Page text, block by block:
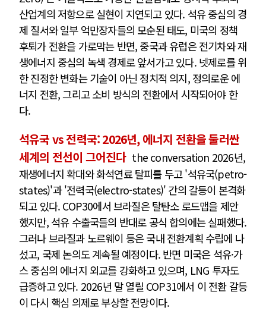
산업계의 저항으로 실현이 지연되고 있다. 석유 중심의 경
제 질서와 일부 억만장자들의 모순된 태도, 미국의 정책
후퇴가 전환을 가로막는 반면, 중국과 유럽은 전기차와 재
생에너지 중심의 녹색 경제로 앞서가고 있다. 넷제로를 위
한 진정한 변화는 기술이 아닌 정치적 의지, 정의로운 에
너지 전환, 그리고 소비 방식의 전환에서 시작되어야 한
다.
석유국 vs 전력국: 2026년, 에너지 전환을 둘러싼
세계의 전선이 그어진다 the conversation 2026년,
재생에너지 확대와 화석연료 탈피를 두고 '석유국(petro-
states)'과 '전력국(electro-states)' 간의 갈등이 본격화
되고 있다. COP30에서 브라질은 탈탄소 로드맵을 제안
했지만, 석유 수출국들의 반대로 공식 합의에는 실패했다.
그러나 브라질과 노르웨이 등은 국내 전환계획 수립에 나
섰고, 국제 논의도 계속될 예정이다. 반면 미국은 석유·가
스 중심의 에너지 외교를 강화하고 있으며, LNG 투자도
급증하고 있다. 2026년 말 열릴 COP31에서 이 전환 갈등
이 다시 핵심 의제로 부상할 전망이다.